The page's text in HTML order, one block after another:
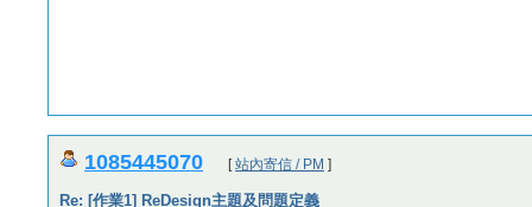
1085445070 [站內寄信 / PM ]
Re: [作業1] ReDesign主題及問題定義